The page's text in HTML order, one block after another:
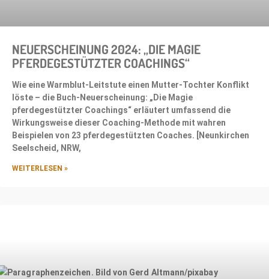
NEUERSCHEINUNG 2024: „DIE MAGIE
PFERDEGESTÜTZTER COACHINGS“
Wie eine Warmblut-Leitstute einen Mutter-Tochter Konflikt
löste – die Buch-Neuerscheinung: „Die Magie
pferdegestützter Coachings“ erläutert umfassend die
Wirkungsweise dieser Coaching-Methode mit wahren
Beispielen von 23 pferdegestützten Coaches. [Neunkirchen
Seelscheid, NRW,
WEITERLESEN »